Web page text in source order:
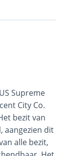
Supreme
City Co.
bezit van
aangezien dit
alle bezit,